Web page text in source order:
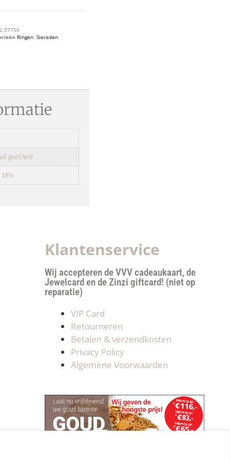
Ringen, Sieraden
geel/wit
18½
Klantenservice
Wij accepteren de VVV cadeaukaart, de
Jewelcard en de Zinzi giftcard! (niet op
reparatie)
VIP Card
Retourneren
Betalen & verzendkosten
Privacy Policy
Algemene Voorwaarden